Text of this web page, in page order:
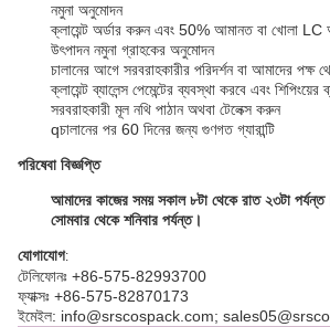
নমুনা অনুমোদন
ক্লায়েন্ট অর্ডার করুন এবং 50% আমানত বা খোলা LC
উৎপাদন নমুনা গ্রাহকের অনুমোদন
চালানের আগে সরবরাহকারীর পরিদর্শন বা আমাদের পক্ষ
ক্লায়েন্ট ব্যালেন্স পেমেন্টের ব্যবস্থা করবে এবং
সরবরাহকারী মূল নথি পাঠান অথবা টেলেক্স করুন
qচালানের পর 60 দিনের জন্য গুণগত গ্যারান্টি
পরিষেবা বিজ্ঞপ্তি
আমাদের কাজের সময় সকাল ৮টা থেকে রাত ২৩টা
সোমবার থেকে শনিবার পর্যন্ত।
যোগাযোগ:
টেলিফোনঃ +86-575-82993700
ফ্যাক্সঃ +86-575-82870173
ইমেইল: info@srscospack.com;